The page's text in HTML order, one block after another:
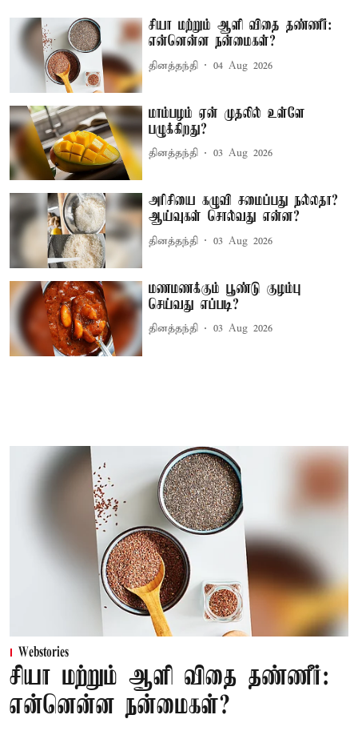
சியா மற்றும் ஆளி விதை தண்ணீர்:
என்னென்ன நன்மைகள்?
தினத்தந்தி 04 Aug 2026
மாம்பழம் ஏன் முதலில் உள்ளே
பழுக்கிறது?
தினத்தந்தி 03 Aug 2026
அரிசியை கழுவி சமைப்பது நல்லதா?
ஆய்வுகள் சொல்வது என்ன?
தினத்தந்தி 03 Aug 2026
மணமணக்கும் பூண்டு குழம்பு
செய்வது எப்படி?
தினத்தந்தி 03 Aug 2026
Webstories
சியா மற்றும் ஆளி விதை தண்ணீர்:
என்னென்ன நன்மைகள்?